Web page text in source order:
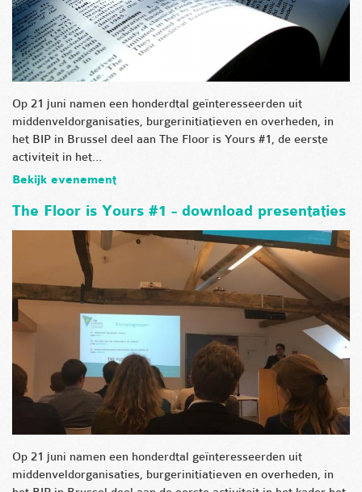
Op 21 juni namen een honderdtal geïnteresseerden uit
middenveldorganisaties, burgerinitiatieven en overheden, in
het BIP in Brussel deel aan The Floor is Yours #1, de eerste
activiteit in het…
Bekijk evenement
The Floor is Yours #1 - download presentaties
Op 21 juni namen een honderdtal geïnteresseerden uit
middenveldorganisaties, burgerinitiatieven en overheden, in